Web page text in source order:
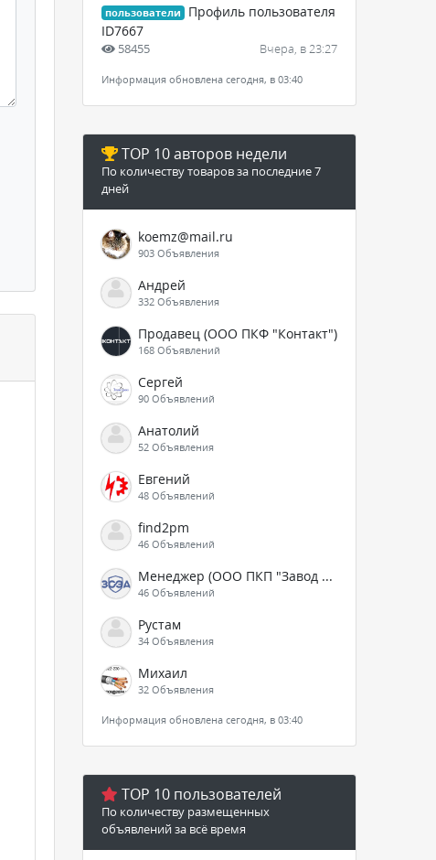
пользователи
Профиль пользователя
ID7667
58455 Вчера, в 23:27
Информация обновлена сегодня, в 03:40
TOP 10 авторов недели
По количеству товаров за последние 7
дней
koemz@mail.ru
903 Объявления
Андрей
332 Объявления
Продавец (ООО ПКФ "Контакт")
168 Объявлений
Сергей
90 Объявлений
Анатолий
52 Объявления
Евгений
48 Объявлений
find2pm
46 Объявлений
Менеджер (ООО ПКП "Завод СЭА")
46 Объявлений
Рустам
34 Объявления
Михаил
32 Объявления
Информация обновлена сегодня, в 03:40
TOP 10 пользователей
По количеству размещенных
объявлений за всё время